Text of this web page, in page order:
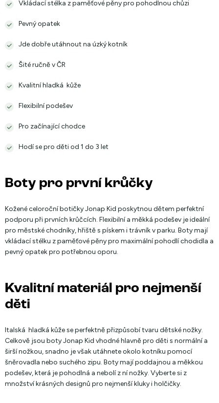
Vkládací stélka z paměťové pěny pro pohodlnou chůzi
Pevný opatek
Jde dobře utáhnout na úzký kotník
Šité ručně v ČR
Kvalitní hladká kůže
Flexibilní podešev
Pro začínající chodce
Hodí se pro děti od 1 do 3 let
Boty pro první krůčky
Kožené celoroční botičky Jonap Kid poskytnou dětem perfektní
podporu při prvních krůčcích. Flexibilní a měkká podešev je ideální
pro městské chodníky, hřiště s pískem i trávník v parku. Boty mají
vkládací stélku z paměťové pěny pro maximální pohodlí chodidla a
pevný opatek pro potřebnou oporu.
Kvalitní materiál pro nejmenší
děti
Italská hladká kůže se perfektně přizpůsobí tvaru dětské nožky.
Celkově jsou boty Jonap Kid vhodné hlavně pro děti s normální a
širší nožkou, snadno je však utáhnete okolo kotníku pomocí
šněrovadla nebo suchého zipu. Boty mají poddajnou a měkkou
podešev, která je pohodlná a nebolí z ní nožky. Vyberte si z
množství krásných designů pro nejmenší kluky i holčičky.